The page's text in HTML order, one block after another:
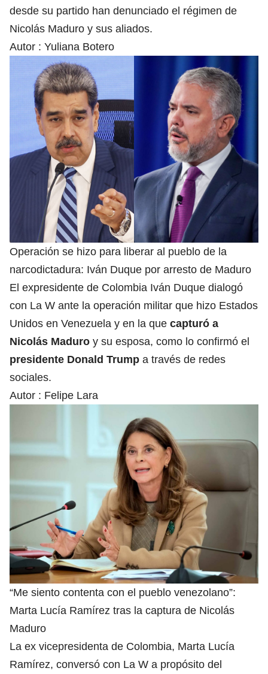
desde su partido han denunciado el régimen de
Nicolás Maduro y sus aliados.
Autor : Yuliana Botero
Operación se hizo para liberar al pueblo de la
narcodictadura: Iván Duque por arresto de Maduro
El expresidente de Colombia Iván Duque dialogó
con La W ante la operación militar que hizo Estados
Unidos en Venezuela y en la que capturó a
Nicolás Maduro y su esposa, como lo confirmó el
presidente Donald Trump a través de redes
sociales.
Autor : Felipe Lara
“Me siento contenta con el pueblo venezolano”:
Marta Lucía Ramírez tras la captura de Nicolás
Maduro
La ex vicepresidenta de Colombia, Marta Lucía
Ramírez, conversó con La W a propósito del